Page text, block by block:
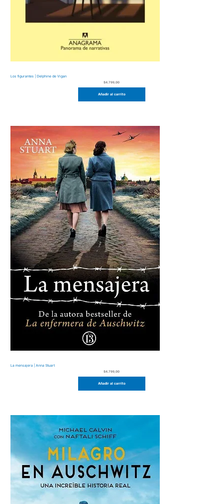
Los figurantes | Delphine de Vigan
$4.799,00
Añadir al carrito
La mensajera | Anna Stuart
$4.799,00
Añadir al carrito